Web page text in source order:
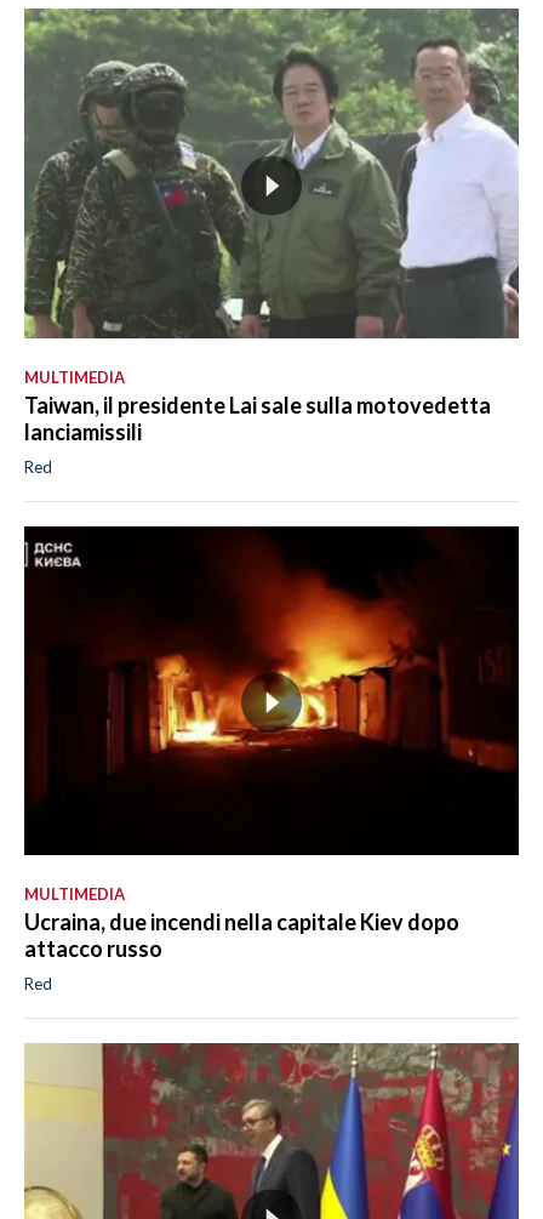
MULTIMEDIA
Taiwan, il presidente Lai sale sulla motovedetta
lanciamissili
Red
MULTIMEDIA
Ucraina, due incendi nella capitale Kiev dopo
attacco russo
Red